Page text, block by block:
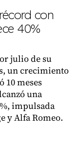
con
40%
julio de su
un crecimiento
10 meses
una
impulsada
y Alfa Romeo.